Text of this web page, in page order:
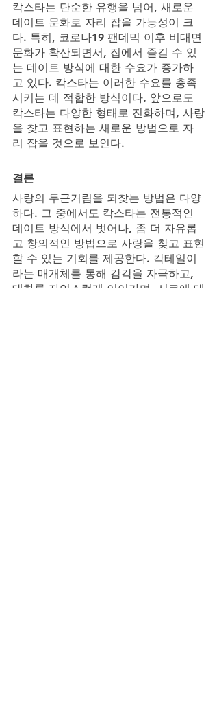
칵스타는 단순한 유행을 넘어, 새로운
데이트 문화로 자리 잡을 가능성이 크
다. 특히, 코로나19 팬데믹 이후 비대면
문화가 확산되면서, 집에서 즐길 수 있
는 데이트 방식에 대한 수요가 증가하
고 있다. 칵스타는 이러한 수요를 충족
시키는 데 적합한 방식이다. 앞으로도
칵스타는 다양한 형태로 진화하며, 사랑
을 찾고 표현하는 새로운 방법으로 자
리 잡을 것으로 보인다.
결론
사랑의 두근거림을 되찾는 방법은 다양
하다. 그 중에서도 칵스타는 전통적인
데이트 방식에서 벗어나, 좀 더 자유롭
고 창의적인 방법으로 사랑을 찾고 표현
할 수 있는 기회를 제공한다. 칵테일이
라는 매개체를 통해 감각을 자극하고,
대화를 자연스럽게 이어가며, 서로에 대